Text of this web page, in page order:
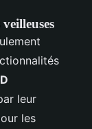
leur
les